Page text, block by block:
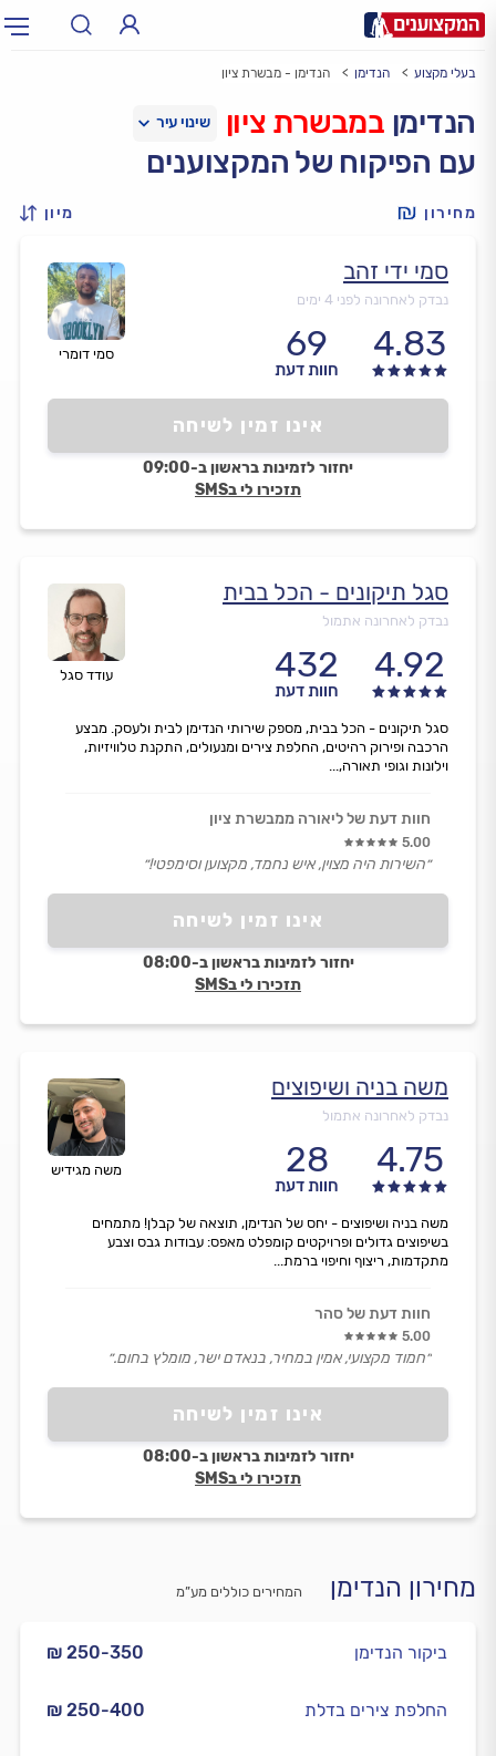
עירעיר: תל אביב, חיפה…
בעלי מקצוע הנדימן הנדימן - מבשרת ציון
הנדימן במבשרת ציון
עם הפיקוח של המקצוענים
מחירון מיון
סמי דומרי
סמי ידי זהב
נבדק לאחרונה לפני 4 ימים
4.83
69
חוות דעת
אינו זמין לשיחה
יחזור לזמינות בראשון ב-09:00
תזכירו לי בSMS
עודד סגל
סגל תיקונים - הכל בבית
נבדק לאחרונה אתמול
4.92
432
חוות דעת
אינו זמין לשיחה
יחזור לזמינות בראשון ב-08:00
תזכירו לי בSMS
סגל תיקונים - הכל בבית, מספק שירותי הנדימן לבית ולעסק. מבצע
הרכבה ופירוק רהיטים, החלפת צירים ומנעולים, התקנת טלוויזיות,
וילונות וגופי תאורה,...
חוות דעת של ליאורה ממבשרת ציון
5.00
״השירות היה מצוין, איש נחמד, מקצוען וסימפטי!״
משה מגידיש
משה בניה ושיפוצים
נבדק לאחרונה אתמול
4.75
28
חוות דעת
אינו זמין לשיחה
יחזור לזמינות בראשון ב-08:00
תזכירו לי בSMS
משה בניה ושיפוצים - יחס של הנדימן, תוצאה של קבלן! מתמחים
בשיפוצים גדולים ופרויקטים קומפלט מאפס: עבודות גבס וצבע
מתקדמות, ריצוף וחיפוי ברמת...
חוות דעת של סהר
5.00
״חמוד מקצועי, אמין במחיר, בנאדם ישר, מומלץ בחום.״
מחירון הנדימן המחירים כוללים מע”מ
₪ 250-350 ביקור הנדימן
₪ 250-400 החלפת צירים בדלת